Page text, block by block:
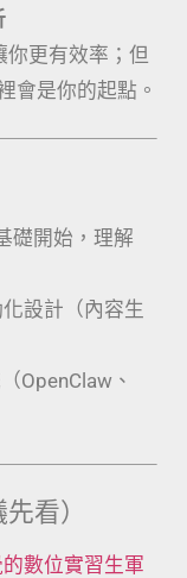
更有效率；但
會是你的起點。
礎開始，理解
設計（內容生
OpenClaw、
看）
數位實習生軍